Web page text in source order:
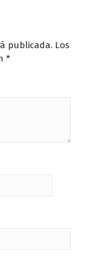
publicada. Los
*